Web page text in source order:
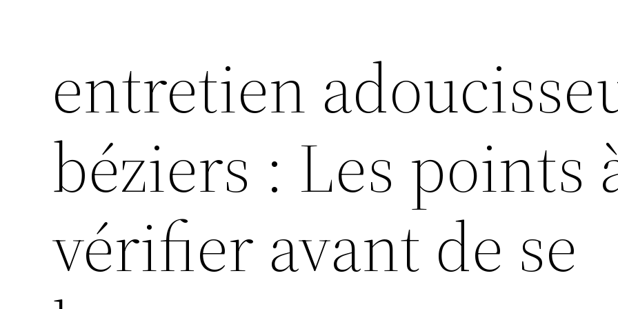
entretien
béziers : Les points
vérifier avant de se